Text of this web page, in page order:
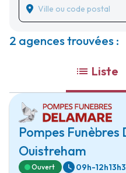
2 agences trouvées :
Liste
Pompes Funèbres
Ouistreham
Ouvert 09h-12h